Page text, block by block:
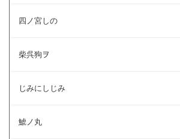
四ノ宮しの
柴呉狗ヲ
じみにしじみ
鯱ノ丸